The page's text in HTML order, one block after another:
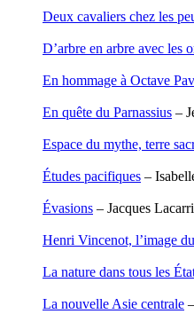
Delaunay Matthieu
Delloye Bernard
Descave Nicolas
Desprez Léopoldine
Dubois-Tartacap
Dugast Stéphane
Edwards Richard
Fisset Émeric
FitzGerald Edward
Foucard Marie
Deux cavaliers chez les
D’arbre en arbre avec les
En hommage à Octave
En quête du Parnassius –
Espace du mythe, terre
Études pacifiques –
Évasions – Jacques
Henri Vincenot, l’image
La nature dans tous les
La nouvelle Asie centrale